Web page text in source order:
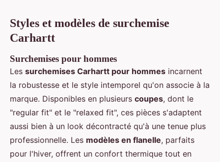
Styles et modèles de surchemise
Carhartt
Surchemises pour hommes
Les surchemises Carhartt pour hommes incarnent
la robustesse et le style intemporel qu'on associe à la
marque. Disponibles en plusieurs coupes, dont le
"regular fit" et le "relaxed fit", ces pièces s'adaptent
aussi bien à un look décontracté qu'à une tenue plus
professionnelle. Les modèles en flanelle, parfaits
pour l'hiver, offrent un confort thermique tout en